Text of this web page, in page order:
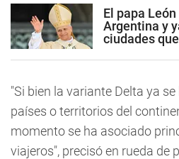
El papa
Argentina y
ciudades
"Si bien la variante Delta ya
países o territorios del
momento se ha asociado
viajeros", precisó en rueda de